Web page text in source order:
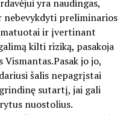
yra naudingas,
preliminarios
ir įvertinant
kilti riziką, pasakoja
Vismantas.Pasak jo jo,
šalis nepagrįstai
sutartį, jai gali
nuostolius.